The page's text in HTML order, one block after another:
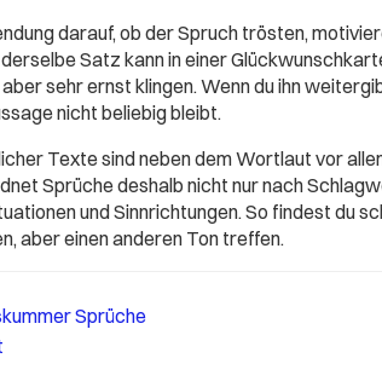
darauf, ob der Spruch trösten,
derselbe Satz kann in einer
sehr ernst klingen. Wenn du ihn
nicht beliebig bleibt.
Texte sind neben dem Wortlaut vor
Sprüche deshalb nicht nur nach
und Sinnrichtungen. So findest du
aber einen anderen Ton treffen.
Sprüche